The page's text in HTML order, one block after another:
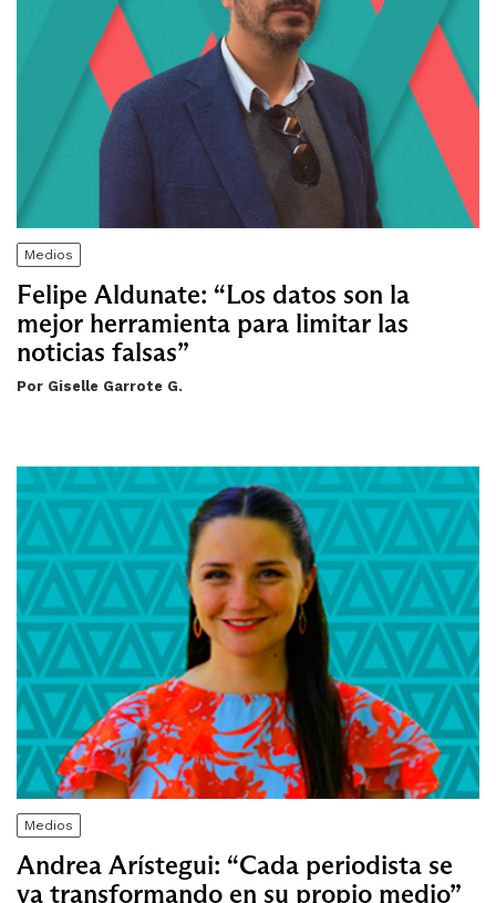
Medios
Felipe Aldunate: “Los datos son la
mejor herramienta para limitar las
noticias falsas”
Por Giselle Garrote G.
Medios
Andrea Arístegui: “Cada periodista se
va transformando en su propio medio”